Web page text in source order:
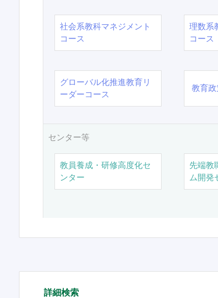
社会系教科マネジメント
コース
理数系
コース
グローバル化推進教育リ
ーダーコース
教育
センター等
教員養成・研修高度化セ
ンター
先端教
ム開発
詳細検索